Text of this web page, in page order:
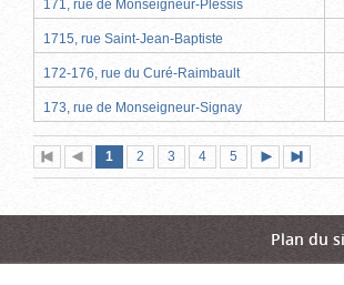
171, rue de Monseigneur-Plessis
1715, rue Saint-Jean-Baptiste
172-176, rue du Curé-Raimbault
173, rue de Monseigneur-Signay
Première
page
Page
précédente
Page
1 (page
actuelle)
Page
2 Page
3 Page
4 Page
5
suivante
page
Plan du